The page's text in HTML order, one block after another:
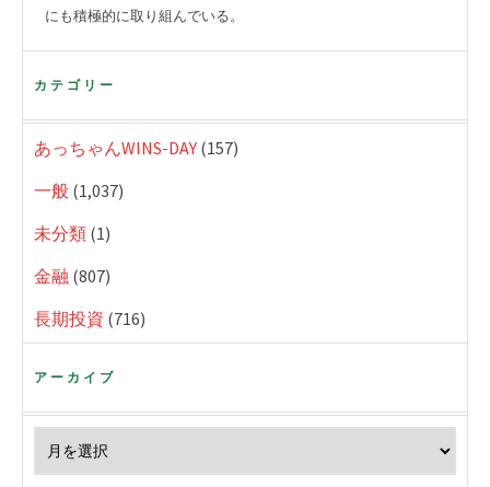
にも積極的に取り組んでいる。
カテゴリー
あっちゃんWINS-DAY (157)
一般 (1,037)
未分類 (1)
金融 (807)
長期投資 (716)
アーカイブ